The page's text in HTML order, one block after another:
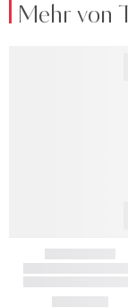
Mehr von